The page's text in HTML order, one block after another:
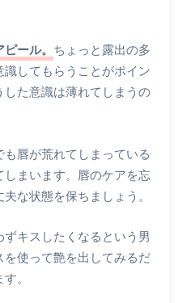
ール。 ちょっと露出の多
してもらうことがポイン
した意識は薄れてしまうの
唇が荒れてしまっている
まいます。唇のケアを忘
な状態を保ちましょう。
キスしたくなるという男
使って艶を出してみるだ
。